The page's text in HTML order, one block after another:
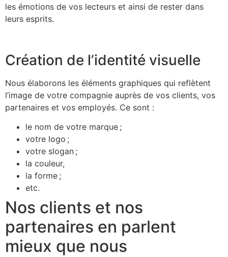
les émotions de vos lecteurs et ainsi de rester dans
leurs esprits.
Création de l’identité visuelle
Nous élaborons les éléments graphiques qui reflètent
l’image de votre compagnie auprès de vos clients, vos
partenaires et vos employés. Ce sont :
le nom de votre marque ;
votre logo ;
votre slogan ;
la couleur,
la forme ;
etc.
Nos clients et nos
partenaires en parlent
mieux que nous